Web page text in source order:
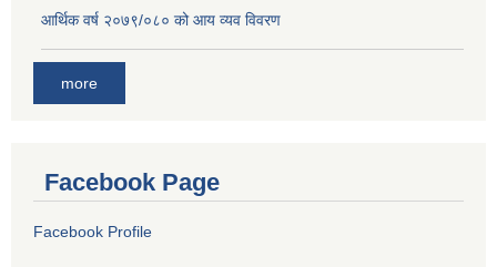
आर्थिक वर्ष २०७९/०८० को आय व्यव विवरण
more
Facebook Page
Facebook Profile